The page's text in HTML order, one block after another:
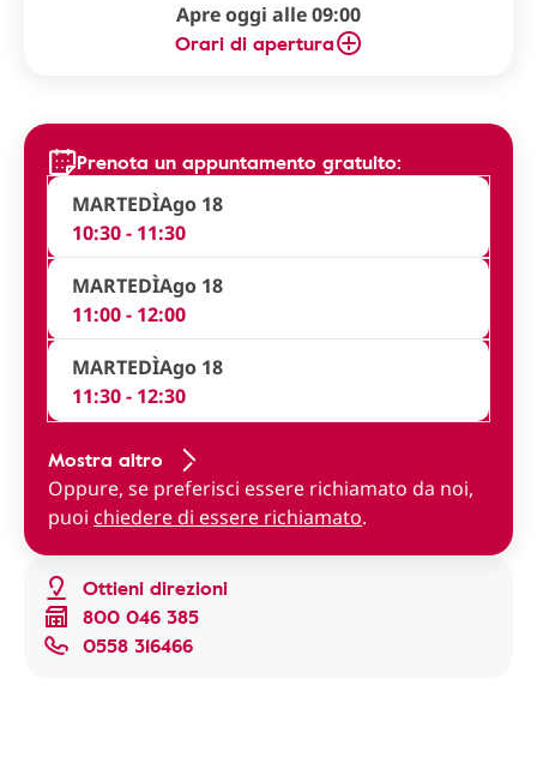
Apre oggi alle 09:00
Orari di apertura
Ottieni direzioni
800 046 385
0558 316466
Prenota un appuntamento gratuito:
MARTEDÌAgo 18
10:30 - 11:30
MARTEDÌAgo 18
11:00 - 12:00
MARTEDÌAgo 18
11:30 - 12:30
Mostra altro
Oppure, se preferisci essere richiamato da noi,
puoi chiedere di essere richiamato.